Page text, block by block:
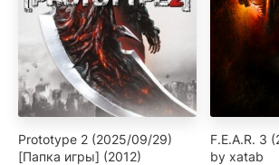
Prototype 2 (2025/09/29)
[Папка игры] (2012)
F.E.A.R. 3
by xatab